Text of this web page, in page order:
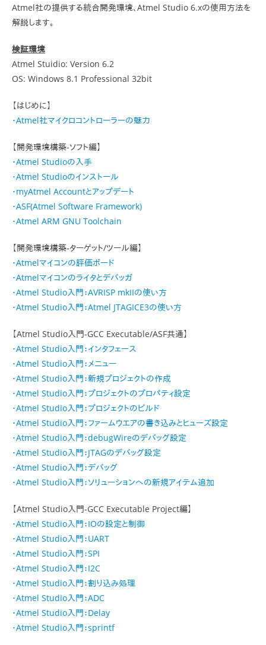
Atmel社の提供する統合開発環境、Atmel Studio 6.xの使用方法を
解説します。
検証環境
Atmel Stuidio: Version 6.2
OS: Windows 8.1 Professional 32bit
【はじめに】
・Atmel社マイクロコントローラーの魅力
【開発環境構築-ソフト編】
・Atmel Studioの入手
・Atmel Studioのインストール
・myAtmel Accountとアップデート
・ASF(Atmel Software Framework)
・Atmel ARM GNU Toolchain
【開発環境構築-ターゲット/ツール編】
・Atmelマイコンの評価ボード
・Atmelマイコンのライタとデバッガ
・Atmel Studio入門：AVRISP mkIIの使い方
・Atmel Studio入門：Atmel JTAGICE3の使い方
【Atmel Studio入門-GCC Executable/ASF共通】
・Atmel Studio入門：インタフェース
・Atmel Studio入門：メニュー
・Atmel Studio入門：新規プロジェクトの作成
・Atmel Studio入門：プロジェクトのプロパティ設定
・Atmel Studio入門：プロジェクトのビルド
・Atmel Studio入門：ファームウエアの書き込みとヒューズ設定
・Atmel Studio入門：debugWireのデバッグ設定
・Atmel Studio入門：JTAGのデバッグ設定
・Atmel Studio入門：デバッグ
・Atmel Studio入門：ソリューションへの新規アイテム追加
【Atmel Studio入門-GCC Executable Project編】
・Atmel Studio入門：IOの設定と制御
・Atmel Studio入門：UART
・Atmel Studio入門：SPI
・Atmel Studio入門：I2C
・Atmel Studio入門：割り込み処理
・Atmel Studio入門：ADC
・Atmel Studio入門：Delay
・Atmel Studio入門：sprintf